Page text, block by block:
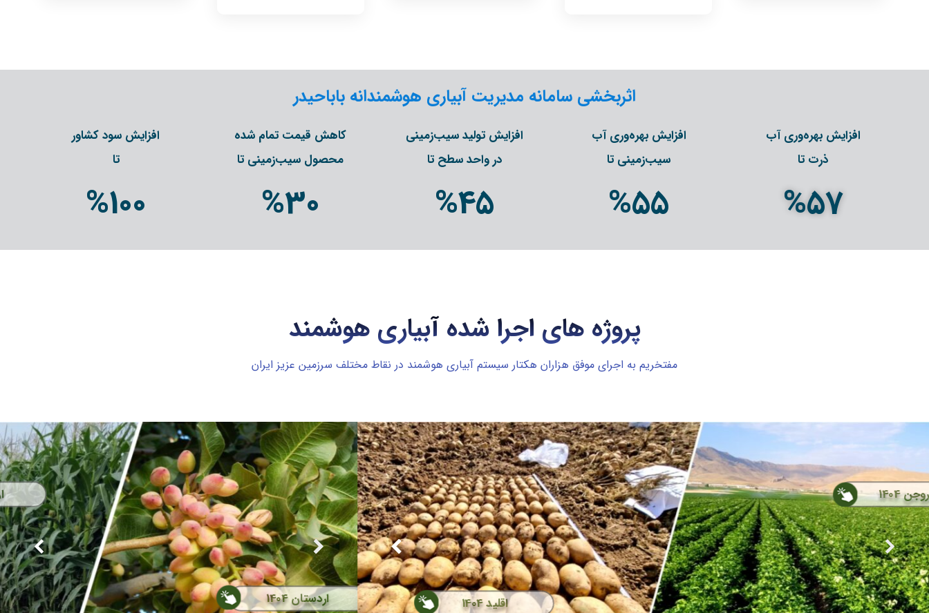
اثربخشی سامانه مدیریت آبیاری هوشمندانه باباحیدر
افزایش بهره‌وری آب
ذرت تا
افزایش بهره‌وری آب
سیب‌زمینی تا
افزایش تولید سیب‌زمینی
در واحد سطح تا
کاهش قیمت تمام شده
محصول سیب‌زمینی تا
افزایش سود کشاور
تا
57
%
55
%
45
%
30
%
100
%
پروژه های اجرا شده آبیاری هوشمند
مفتخریم به اجرای موفق هزاران هکتار سیستم آبیاری هوشمند در نقاط مختلف سرزمین عزیز ایران
هرمزآباد 1404
اردبیل 1404
اردستان 1404